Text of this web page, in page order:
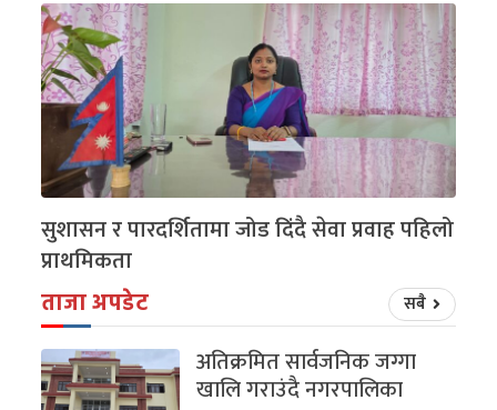
सुशासन र पारदर्शितामा जोड दिंदै सेवा प्रवाह पहिलो
प्राथमिकता
ताजा अपडेट सबै
अतिक्रमित सार्वजनिक जग्गा
खालि गराउंदै नगरपालिका